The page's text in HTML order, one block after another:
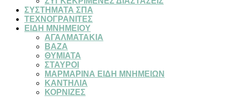
ΣΥΣΤΗΜΑΤΑ ΣΠΑ
ΤΕΧΝΟΓΡΑΝΙΤΕΣ
ΕΙΔΗ ΜΝΗΜΕΙΟΥ
ΑΓΑΛΜΑΤΑΚΙΑ
ΒΑΖΑ
ΘΥΜΙΑΤΑ
ΣΤΑΥΡΟΙ
ΜΑΡΜΑΡΙΝΑ ΕΙΔΗ ΜΝΗΜΕΙΩΝ
ΚΑΝΤΗΛΙΑ
ΚΟΡΝΙΖΕΣ